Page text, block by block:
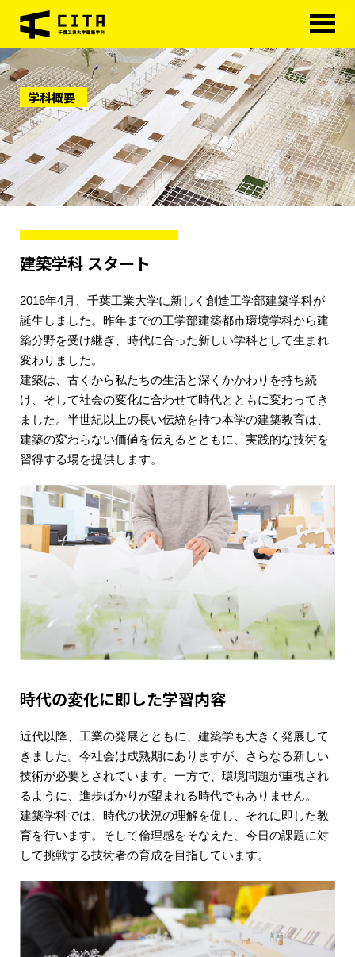
HOME
学科概要
学べる分野
学科カリキュラム
大学院
アクセス
学科概要
建築学科 スタート
2016年4月、千葉工業大学に新しく創造工学部建築学科が
誕生しました。昨年までの工学部建築都市環境学科から建
築分野を受け継ぎ、時代に合った新しい学科として生まれ
変わりました。
建築は、古くから私たちの生活と深くかかわりを持ち続
け、そして社会の変化に合わせて時代とともに変わってき
ました。半世紀以上の長い伝統を持つ本学の建築教育は、
建築の変わらない価値を伝えるとともに、実践的な技術を
習得する場を提供します。
時代の変化に即した学習内容
近代以降、工業の発展とともに、建築学も大きく発展して
きました。今社会は成熟期にありますが、さらなる新しい
技術が必要とされています。一方で、環境問題が重視され
るように、進歩ばかりが望まれる時代でもありません。
建築学科では、時代の状況の理解を促し、それに即した教
育を行います。そして倫理感をそなえた、今日の課題に対
して挑戦する技術者の育成を目指しています。